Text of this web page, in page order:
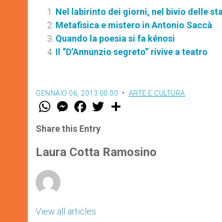
Nel labirinto dei giorni, nel bivio delle
Metafisica e mistero in Antonio Saccà
Quando la poesia si fa kénosi
Il “D’Annunzio segreto” rivive a teatro
GENNAIO 06, 2013 00:00 ARTE E CULTURA
W
t
s
p
p
M
e
s
e
g
e
F
a
e
b
o
k
w
r
Share this Entry
Laura Cotta Ramosino
View all articles